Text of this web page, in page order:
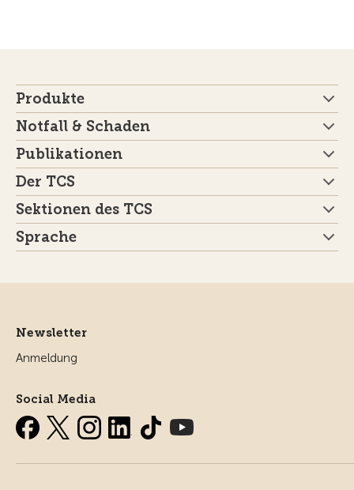
Produkte
Notfall & Schaden
Publikationen
Der TCS
Sektionen des TCS
Sprache
Newsletter
Anmeldung
Social Media